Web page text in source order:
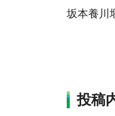
坂本養川
投稿